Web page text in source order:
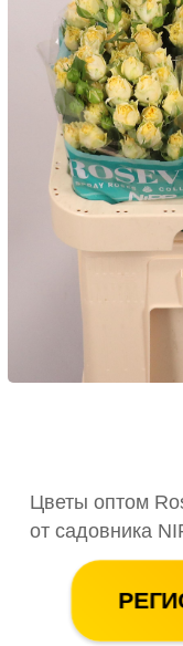
Цветы оптом
от садовника